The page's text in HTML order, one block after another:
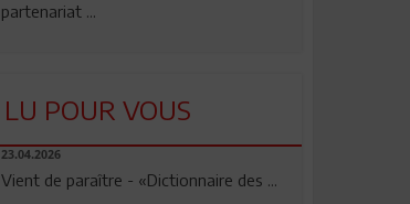
partenariat ...
LU POUR VOUS
23.04.2026
Vient de paraître - «Dictionnaire des ...